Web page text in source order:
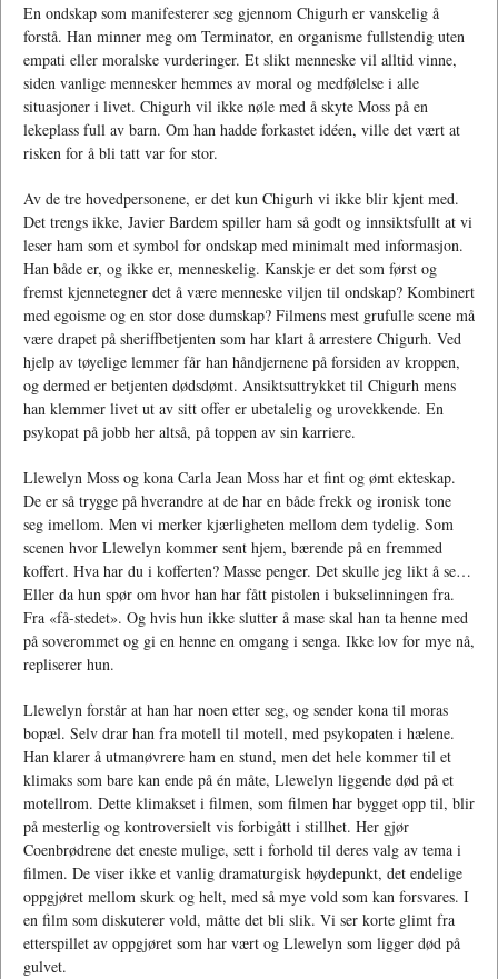
En ondskap som manifesterer seg gjennom Chigurh er vanskelig å
forstå. Han minner meg om Terminator, en organisme fullstendig uten
empati eller moralske vurderinger. Et slikt menneske vil alltid vinne,
siden vanlige mennesker hemmes av moral og medfølelse i alle
situasjoner i livet. Chigurh vil ikke nøle med å skyte Moss på en
lekeplass full av barn. Om han hadde forkastet idéen, ville det vært at
risken for å bli tatt var for stor.
Av de tre hovedpersonene, er det kun Chigurh vi ikke blir kjent med.
Det trengs ikke, Javier Bardem spiller ham så godt og innsiktsfullt at vi
leser ham som et symbol for ondskap med minimalt med informasjon.
Han både er, og ikke er, menneskelig. Kanskje er det som først og
fremst kjennetegner det å være menneske viljen til ondskap? Kombinert
med egoisme og en stor dose dumskap? Filmens mest grufulle scene må
være drapet på sheriffbetjenten som har klart å arrestere Chigurh. Ved
hjelp av tøyelige lemmer får han håndjernene på forsiden av kroppen,
og dermed er betjenten dødsdømt. Ansiktsuttrykket til Chigurh mens
han klemmer livet ut av sitt offer er ubetalelig og urovekkende. En
psykopat på jobb her altså, på toppen av sin karriere.
Llewelyn Moss og kona Carla Jean Moss har et fint og ømt ekteskap.
De er så trygge på hverandre at de har en både frekk og ironisk tone
seg imellom. Men vi merker kjærligheten mellom dem tydelig. Som
scenen hvor Llewelyn kommer sent hjem, bærende på en fremmed
koffert. Hva har du i kofferten? Masse penger. Det skulle jeg likt å se…
Eller da hun spør om hvor han har fått pistolen i bukselinningen fra.
Fra «få-stedet». Og hvis hun ikke slutter å mase skal han ta henne med
på soverommet og gi en henne en omgang i senga. Ikke lov for mye nå,
repliserer hun.
Llewelyn forstår at han har noen etter seg, og sender kona til moras
bopæl. Selv drar han fra motell til motell, med psykopaten i hælene.
Han klarer å utmanøvrere ham en stund, men det hele kommer til et
klimaks som bare kan ende på én måte, Llewelyn liggende død på et
motellrom. Dette klimakset i filmen, som filmen har bygget opp til, blir
på mesterlig og kontroversielt vis forbigått i stillhet. Her gjør
Coenbrødrene det eneste mulige, sett i forhold til deres valg av tema i
filmen. De viser ikke et vanlig dramaturgisk høydepunkt, det endelige
oppgjøret mellom skurk og helt, med så mye vold som kan forsvares. I
en film som diskuterer vold, måtte det bli slik. Vi ser korte glimt fra
etterspillet av oppgjøret som har vært og Llewelyn som ligger død på
gulvet.